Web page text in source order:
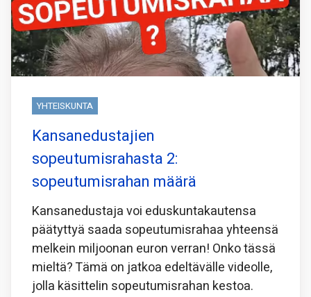
YHTEISKUNTA
Kansanedustajien
sopeutumisrahasta 2:
sopeutumisrahan määrä
Kansanedustaja voi eduskuntakautensa
päätyttyä saada sopeutumisrahaa yhteensä
melkein miljoonan euron verran! Onko tässä
mieltä? Tämä on jatkoa edeltävälle videolle,
jolla käsittelin sopeutumisrahan kestoa.